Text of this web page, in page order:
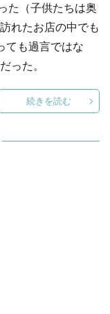
た（子供たちは奥
れたお店の中でも
ても過言ではな
った。
続きを読む